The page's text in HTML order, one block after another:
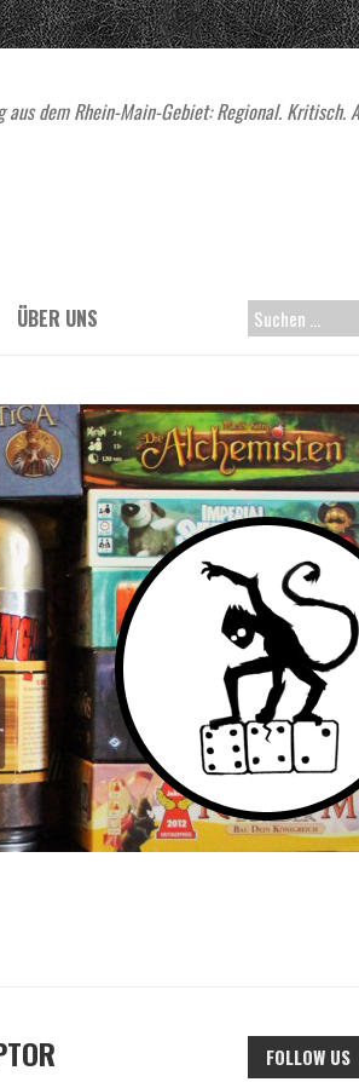
dem Rhein-Main-Gebiet: Regional. Kritisch.
ÜBER UNS
SUCHEN
FOLLOW US